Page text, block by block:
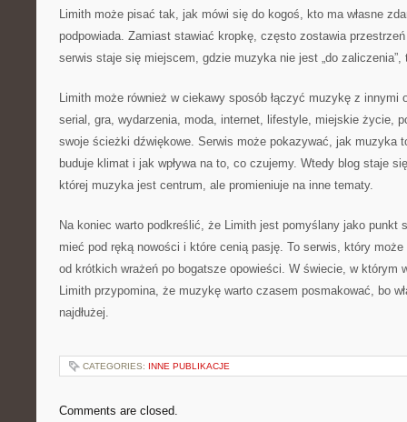
Limith może pisać tak, jak mówi się do kogoś, kto ma własne
podpowiada. Zamiast stawiać kropkę, często zostawia
serwis staje się miejscem, gdzie muzyka nie jest „do zaliczenia”,
Limith może również w ciekawy sposób łączyć muzykę z innymi
serial, gra, wydarzenia, moda, internet, lifestyle, miejskie życie,
swoje ścieżki dźwiękowe. Serwis może pokazywać, jak muzyka
buduje klimat i jak wpływa na to, co czujemy. Wtedy blog staje
której muzyka jest centrum, ale promieniuje na inne tematy.
Na koniec warto podkreślić, że Limith jest pomyślany jako punkt
mieć pod ręką nowości i które cenią pasję. To serwis, który
od krótkich wrażeń po bogatsze opowieści. W świecie, w którym
Limith przypomina, że muzykę warto czasem posmakować, bo
najdłużej.
CATEGORIES: INNE PUBLIKACJE
Comments are closed.